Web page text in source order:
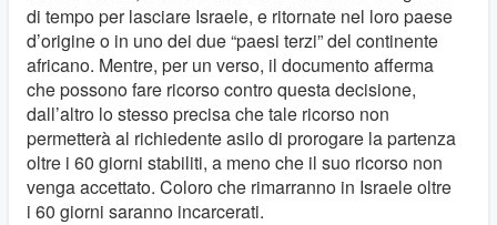
di tempo per lasciare Israele, e ritornate nel loro paese
d’origine o in uno dei due “paesi terzi” del continente
africano. Mentre, per un verso, il documento afferma
che possono fare ricorso contro questa decisione,
dall’altro lo stesso precisa che tale ricorso non
permetterà al richiedente asilo di prorogare la partenza
oltre i 60 giorni stabiliti, a meno che il suo ricorso non
venga accettato. Coloro che rimarranno in Israele oltre
i 60 giorni saranno incarcerati.